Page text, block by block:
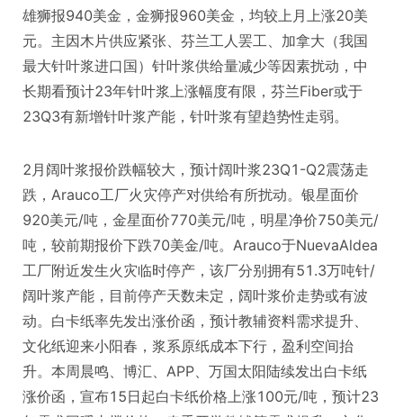
雄狮报940美金，金狮报960美金，均较上月上涨20美
元。主因木片供应紧张、芬兰工人罢工、加拿大（我国
最大针叶浆进口国）针叶浆供给量减少等因素扰动，中
长期看预计23年针叶浆上涨幅度有限，芬兰Fiber或于
23Q3有新增针叶浆产能，针叶浆有望趋势性走弱。
2月阔叶浆报价跌幅较大，预计阔叶浆23Q1-Q2震荡走
跌，Arauco工厂火灾停产对供给有所扰动。银星面价
920美元/吨，金星面价770美元/吨，明星净价750美元/
吨，较前期报价下跌70美金/吨。Arauco于NuevaAldea
工厂附近发生火灾临时停产，该厂分别拥有51.3万吨针/
阔叶浆产能，目前停产天数未定，阔叶浆价走势或有波
动。白卡纸率先发出涨价函，预计教辅资料需求提升、
文化纸迎来小阳春，浆系原纸成本下行，盈利空间抬
升。本周晨鸣、博汇、APP、万国太阳陆续发出白卡纸
涨价函，宣布15日起白卡纸价格上涨100元/吨，预计23